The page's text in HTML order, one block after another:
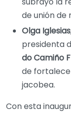
de unión de
Olga Iglesias
presidenta
do Camiño
de
jacobea.
Con esta